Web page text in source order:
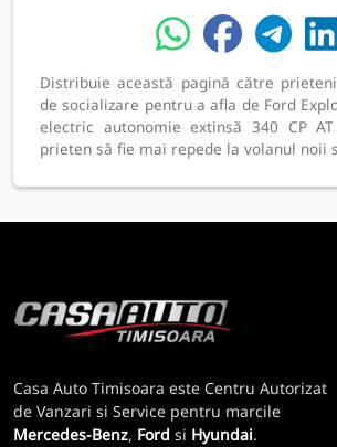
Distribuie această pagină către
de socializare pentru a afla de Ford
electric autonomie extinsă 340 CP
prieten să fie mai repede la volanul noii
Casa Auto Timisoara este Centru Autorizat
de Vanzari si Service pentru marcile
Mercedes-Benz, Ford si Hyundai.